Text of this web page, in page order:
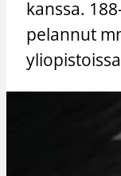
kanssa.
pelannut